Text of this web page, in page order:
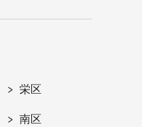
栄区
南区